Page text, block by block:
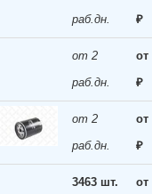
раб.дн. ₽
от 2
раб.дн.
от
₽
от 2
раб.дн.
от
₽
3463 шт.
от